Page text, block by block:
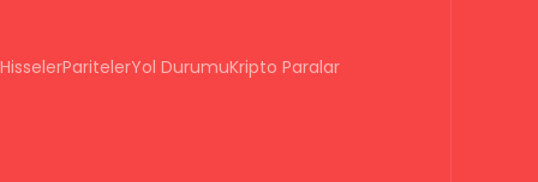
HisselerParitelerYol DurumuKripto Paralar